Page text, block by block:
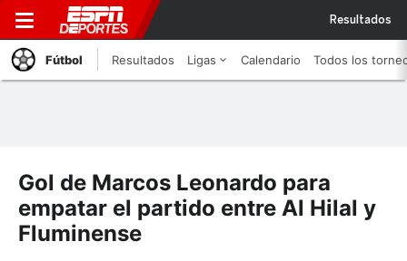
Resultados
Fútbol Resultados Ligas Calendario Todos los
Gol de Marcos Leonardo para
empatar el partido entre Al Hilal y
Fluminense